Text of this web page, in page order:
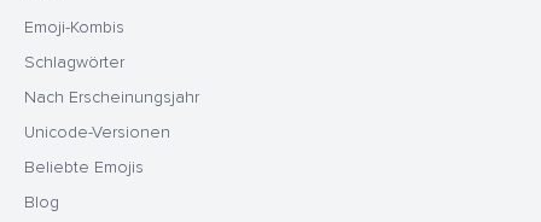
Emoji-Kombis
Schlagwörter
Nach Erscheinungsjahr
Unicode-Versionen
Beliebte Emojis
Blog